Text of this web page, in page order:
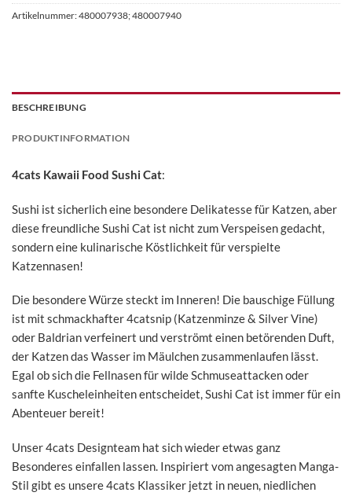
Artikelnummer:480007938; 480007940
BESCHREIBUNG
PRODUKTINFORMATION
4cats Kawaii Food Sushi Cat:
Sushi ist sicherlich eine besondere Delikatesse für Katzen, aber
diese freundliche Sushi Cat ist nicht zum Verspeisen gedacht,
sondern eine kulinarische Köstlichkeit für verspielte
Katzennasen!
Die besondere Würze steckt im Inneren! Die bauschige Füllung
ist mit schmackhafter 4catsnip (Katzenminze & Silver Vine)
oder Baldrian verfeinert und verströmt einen betörenden Duft,
der Katzen das Wasser im Mäulchen zusammenlaufen lässt.
Egal ob sich die Fellnasen für wilde Schmuseattacken oder
sanfte Kuscheleinheiten entscheidet, Sushi Cat ist immer für ein
Abenteuer bereit!
Unser 4cats Designteam hat sich wieder etwas ganz
Besonderes einfallen lassen. Inspiriert vom angesagten Manga-
Stil gibt es unsere 4cats Klassiker jetzt in neuen, niedlichen